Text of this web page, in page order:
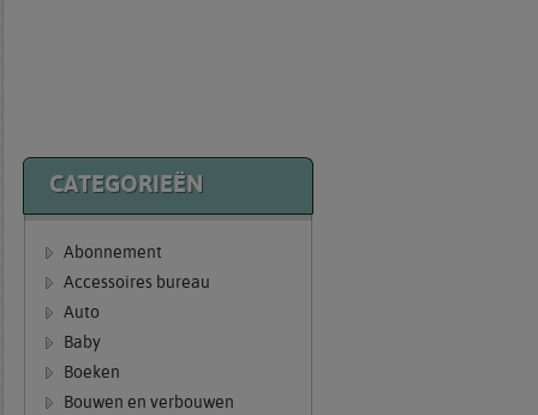
CATEGORIEËN
Abonnement
Accessoires bureau
Auto
Baby
Boeken
Bouwen en verbouwen